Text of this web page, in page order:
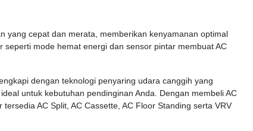
yang cepat dan merata, memberikan kenyamanan optimal
mode hemat energi dan sensor pintar membuat AC
dengan teknologi penyaring udara canggih yang
untuk kebutuhan pendinginan Anda. Dengan membeli AC
AC Split, AC Cassette, AC Floor Standing serta VRV